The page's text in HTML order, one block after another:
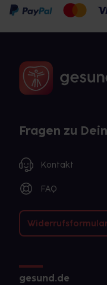
Fragen zu
Kontakt
FAQ
gesund.de